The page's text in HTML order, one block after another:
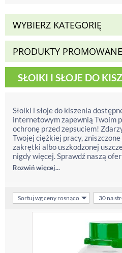
WYBIERZ KATEGORIĘ
PRODUKTY PROMOWANE
SŁOIKI I SŁOJE DO
Słoiki i słoje do kiszenia
internetowym zapewnią Twoim
ochronę przed zepsuciem!
Twojej ciężkiej pracy,
zakrętki albo uszkodzonej
nigdy więcej. Sprawdź naszą
Rozwiń więcej...
Sortuj wg ceny rosnąco 30 na